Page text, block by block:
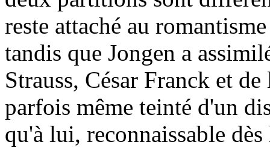
reste attaché au
tandis que Jongen a
Strauss, César Franck et
parfois même teinté d'un
qu'à lui, reconnaissable